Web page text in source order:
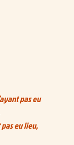
pas eu
pas eu lieu,